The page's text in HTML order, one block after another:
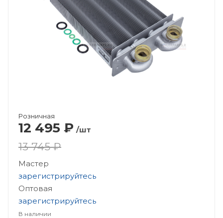
Розничная
12 495 ₽ /шт
13 745 ₽
Мастер
зарегистрируйтесь
Оптовая
зарегистрируйтесь
В наличии